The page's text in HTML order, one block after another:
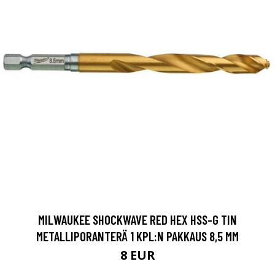
MILWAUKEE SHOCKWAVE RED HEX HSS-G TIN
METALLIPORANTERÄ 1 KPL:N PAKKAUS 8,5 MM
8 EUR